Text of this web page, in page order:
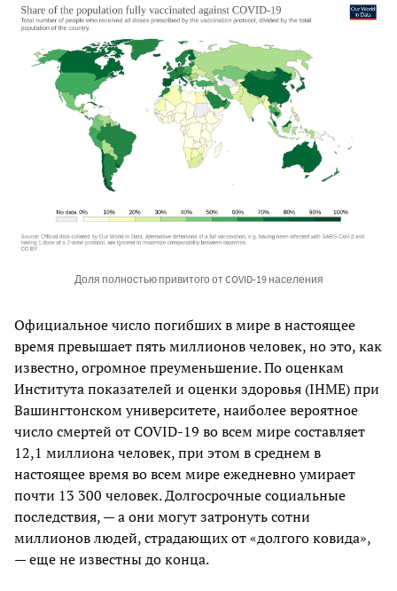
Доля полностью привитого от COVID-19 населения
Официальное число погибших в мире в настоящее
время превышает пять миллионов человек, но это, как
известно, огромное преуменьшение. По оценкам
Института показателей и оценки здоровья (IHME) при
Вашингтонском университете, наиболее вероятное
число смертей от COVID-19 во всем мире составляет
12,1 миллиона человек, при этом в среднем в
настоящее время во всем мире ежедневно умирает
почти 13 300 человек. Долгосрочные социальные
последствия, — а они могут затронуть сотни
миллионов людей, страдающих от «долгого ковида»,
— еще не известны до конца.